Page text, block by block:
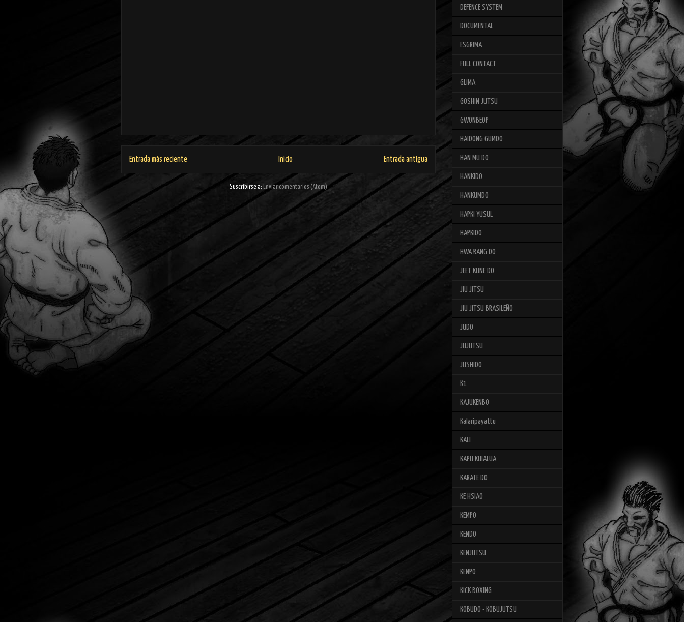
Entrada más reciente Entrada antigua
Inicio
Suscribirse a: Enviar comentarios (Atom)
DEFENCE SYSTEM
DOCUMENTAL
ESGRIMA
FULL CONTACT
GLIMA
GOSHIN JUTSU
GWONBEOP
HAIDONG GUMDO
HAN MU DO
HANKIDO
HANKUMDO
HAPKI YUSUL
HAPKIDO
HWA RANG DO
JEET KUNE DO
JIU JITSU
JIU JITSU BRASILEÑO
JUDO
JUJUTSU
JUSHIDO
K1
KAJUKENBO
Kalaripayattu
KALI
KAPU KUIALUA
KARATE DO
KE HSIAO
KEMPO
KENDO
KENJUTSU
KENPO
KICK BOXING
KOBUDO - KOBUJUTSU